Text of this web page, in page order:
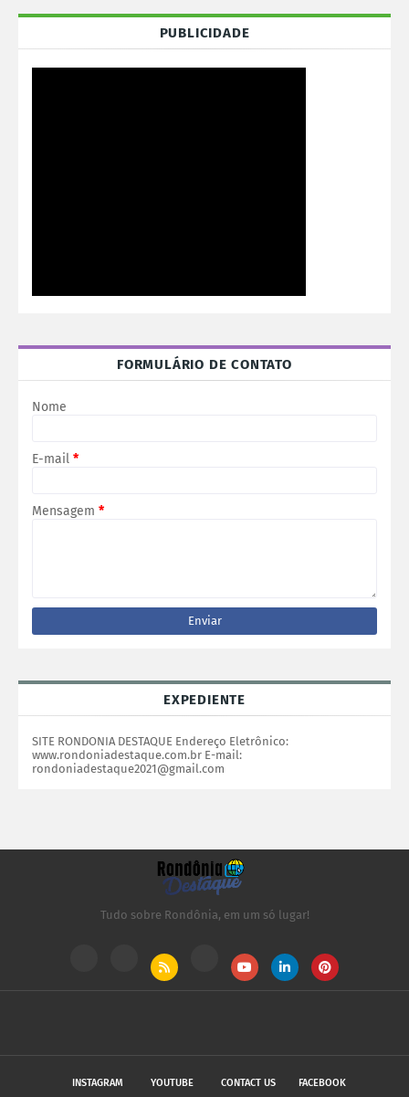
PUBLICIDADE
FORMULÁRIO DE CONTATO
Nome
E-mail *
Mensagem *
EXPEDIENTE
SITE RONDONIA DESTAQUE Endereço Eletrônico:
www.rondoniadestaque.com.br E-mail:
rondoniadestaque2021@gmail.com
Tudo sobre Rondônia, em um só lugar!
INSTAGRAM YOUTUBE CONTACT US FACEBOOK